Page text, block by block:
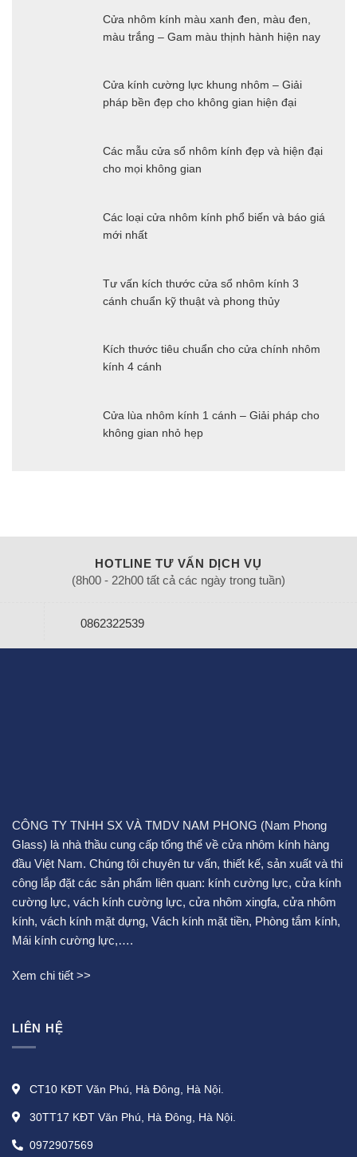
Cửa nhôm kính màu xanh đen, màu đen,
màu trắng – Gam màu thịnh hành hiện nay
Cửa kính cường lực khung nhôm – Giải
pháp bền đẹp cho không gian hiện đại
Các mẫu cửa sổ nhôm kính đẹp và hiện đại
cho mọi không gian
Các loại cửa nhôm kính phổ biến và báo giá
mới nhất
Tư vấn kích thước cửa sổ nhôm kính 3
cánh chuẩn kỹ thuật và phong thủy
Kích thước tiêu chuẩn cho cửa chính nhôm
kính 4 cánh
Cửa lùa nhôm kính 1 cánh – Giải pháp cho
không gian nhỏ hẹp
HOTLINE TƯ VẤN DỊCH VỤ
(8h00 - 22h00 tất cả các ngày trong tuần)
0862322539
CÔNG TY TNHH SX VÀ TMDV NAM PHONG (Nam Phong
Glass) là nhà thầu cung cấp tổng thể về cửa nhôm kính hàng
đầu Việt Nam. Chúng tôi chuyên tư vấn, thiết kế, sản xuất và thi
công lắp đặt các sản phẩm liên quan: kính cường lực, cửa kính
cường lực, vách kính cường lực, cửa nhôm xingfa, cửa nhôm
kính, vách kính mặt dựng, Vách kính mặt tiền, Phòng tắm kính,
Mái kính cường lực,….
Xem chi tiết >>
LIÊN HỆ
CT10 KĐT Văn Phú, Hà Đông, Hà Nội.
30TT17 KĐT Văn Phú, Hà Đông, Hà Nội.
0972907569